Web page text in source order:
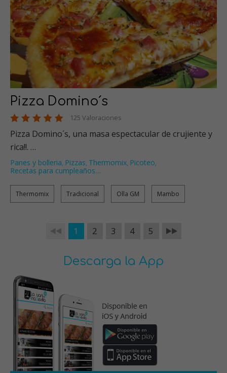
Pizza Domino´s
125 Valoraciones
Pizza Domino´s, una masa espectacular de crujiente y
rica!!. …
Panes y bolleria, Pizzas, Thermomix, Picoteo,
Recetas para cumpleaños…
Thermomix Tradicional Olla GM Mambo
1 2 3 4 5
Descarga la App